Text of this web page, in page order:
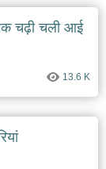
चढ़ी चली आई
13.6 K